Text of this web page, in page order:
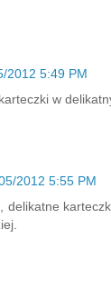
2012 5:49 PM
w
2012 5:55 PM
delikatne